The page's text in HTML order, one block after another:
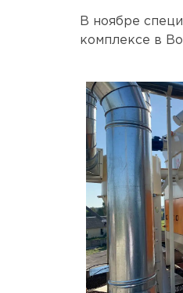
В ноябре
комплексе в